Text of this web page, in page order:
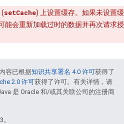
(setCache) 上设置缓存。如果未设置缓
能会重新加载过时的数据并再次请求授
容已根据知识共享署名 4.0 许可获得了
2.0 许可获得了许可。有关详情，请
是 Oracle 和/或其关联公司的注册商